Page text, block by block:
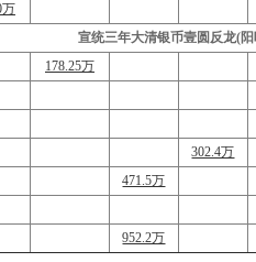
万
宣统三年大清银币壹圆反龙(
178.25万
302.4万
471.5万
952.2万